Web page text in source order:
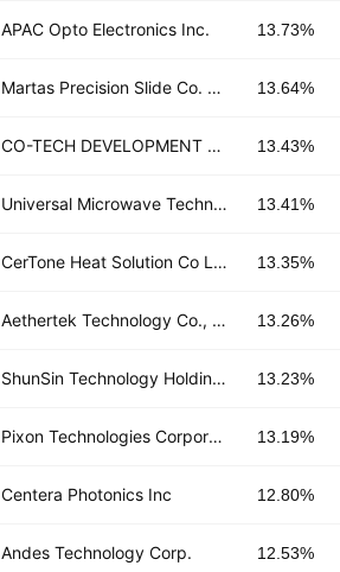
APAC Opto Electronics Inc. 13.73%
Martas Precision Slide Co. Ltd. 13.64%
CO-TECH DEVELOPMENT CORP. 13.43%
Universal Microwave Technology, Inc. 13.41%
CerTone Heat Solution Co Ltd 13.35%
Aethertek Technology Co., Ltd 13.26%
ShunSin Technology Holdings Ltd. 13.23%
Pixon Technologies Corporation 13.19%
Centera Photonics Inc 12.80%
Andes Technology Corp. 12.53%